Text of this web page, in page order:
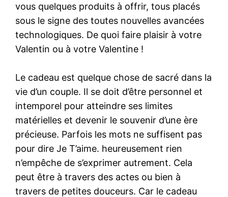
vous quelques produits à offrir, tous placés
sous le signe des toutes nouvelles avancées
technologiques. De quoi faire plaisir à votre
Valentin ou à votre Valentine !
Le cadeau est quelque chose de sacré dans la
vie d’un couple. Il se doit d’être personnel et
intemporel pour atteindre ses limites
matérielles et devenir le souvenir d’une ère
précieuse. Parfois les mots ne suffisent pas
pour dire Je T’aime. heureusement rien
n’empêche de s’exprimer autrement. Cela
peut être à travers des actes ou bien à
travers de petites douceurs. Car le cadeau